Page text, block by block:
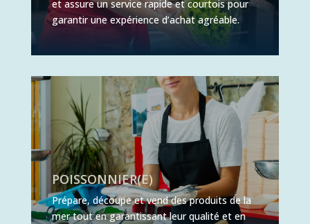
et assure un service rapide et courtois pour
garantir une expérience d’achat agréable.
POISSONNIER(E)
Prépare, découpe et vend des produits de la
mer tout en garantissant leur qualité et en